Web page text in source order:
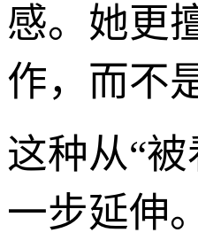
感。她更
作，而不
这种从“
一步延伸